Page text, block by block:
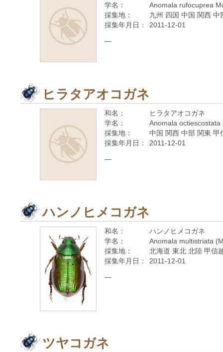
学名：
Anomala rufocuprea
採集地：
九州 四国 中国 関西
採集年月日：
2011-12-01
—
ヒラタアオコガネ
和名：
ヒラタアオコガネ
学名：
Anomala octiescostata
採集地：
中国 関西 中部 関東
採集年月日：
2011-12-01
—
ハンノヒメコガネ
和名：
ハンノヒメコガネ
学名：
Anomala multistriata
採集地：
北海道 東北 北陸 甲信
採集年月日：
2011-12-01
—
ツヤコガネ